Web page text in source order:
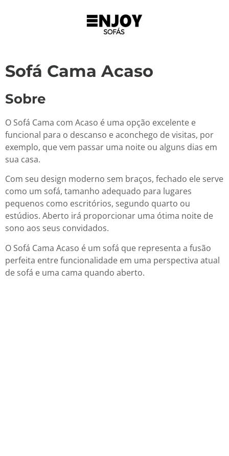
Sofá Cama Acaso
Sobre
O Sofá Cama com Acaso é uma opção excelente e
funcional para o descanso e aconchego de visitas, por
exemplo, que vem passar uma noite ou alguns dias em
sua casa.
Com seu design moderno sem braços, fechado ele serve
como um sofá, tamanho adequado para lugares
pequenos como escritórios, segundo quarto ou
estúdios. Aberto irá proporcionar uma ótima noite de
sono aos seus convidados.
O Sofá Cama Acaso é um sofá que representa a fusão
perfeita entre funcionalidade em uma perspectiva atual
de sofá e uma cama quando aberto.